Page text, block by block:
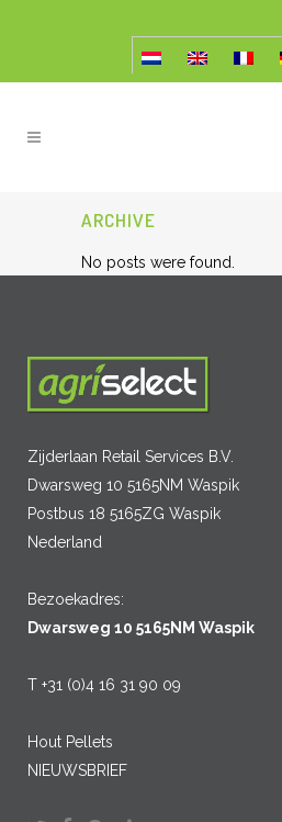
ARCHIVE
No posts were found.
Zijderlaan Retail Services B.V.
Dwarsweg 10 5165NM Waspik
Postbus 18 5165ZG Waspik
Nederland
Bezoekadres:
Dwarsweg 10 5165NM Waspik
T +31 (0)4 16 31 90 09
Hout Pellets
NIEUWSBRIEF